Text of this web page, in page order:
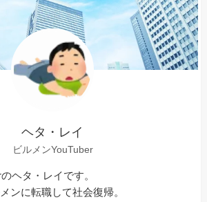
ヘタ・レイ
ビルメンYouTuber
ヘタ・レイです。
ンに転職して社会復帰。